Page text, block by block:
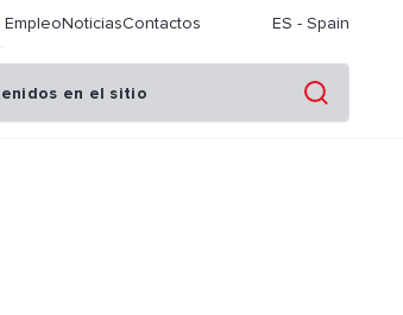
EmpleoNoticiasContactos ES - Spain